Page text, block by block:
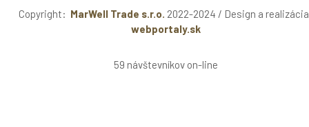
Copyright: MarWell Trade s.r.o. 2022-2024 / Design a
webportaly.sk
59 návštevníkov on-line